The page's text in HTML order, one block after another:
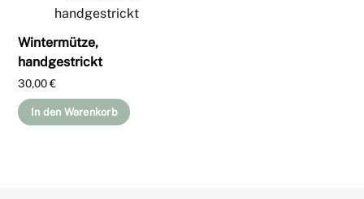
Wintermütze,
handgestrickt
30,00€
In den Warenkorb